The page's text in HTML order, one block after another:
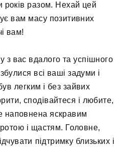
років разом. Нехай цей
вам масу позитивних
вам!
вас вдалого та успішного
всі ваші задуми і
легким і без зайвих
сподівайтеся і любите,
наповнена яскравим
і щастям. Головне,
підтримку близьких і